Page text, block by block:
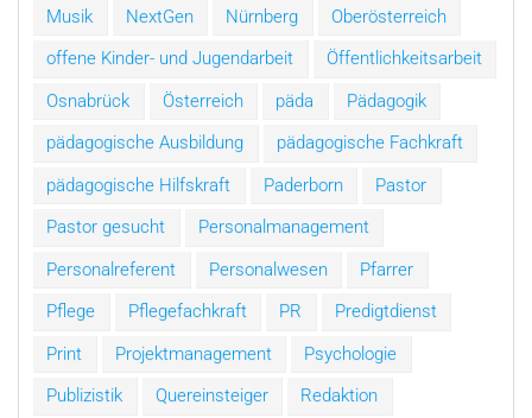
Musik
NextGen Nürnberg
Oberösterreich
offene Kinder- und Jugendarbeit
Öffentlichkeitsarbeit
Osnabrück
Österreich päda
Pädagogik
pädagogische Ausbildung
pädagogische Fachkraft
pädagogische Hilfskraft
Paderborn
Pastor
Pastor gesucht
Personalmanagement
Personalreferent
Personalwesen
Pfarrer
Pflege
Pflegefachkraft PR
Predigtdienst
Print
Projektmanagement
Psychologie
Publizistik
Quereinsteiger
Redaktion